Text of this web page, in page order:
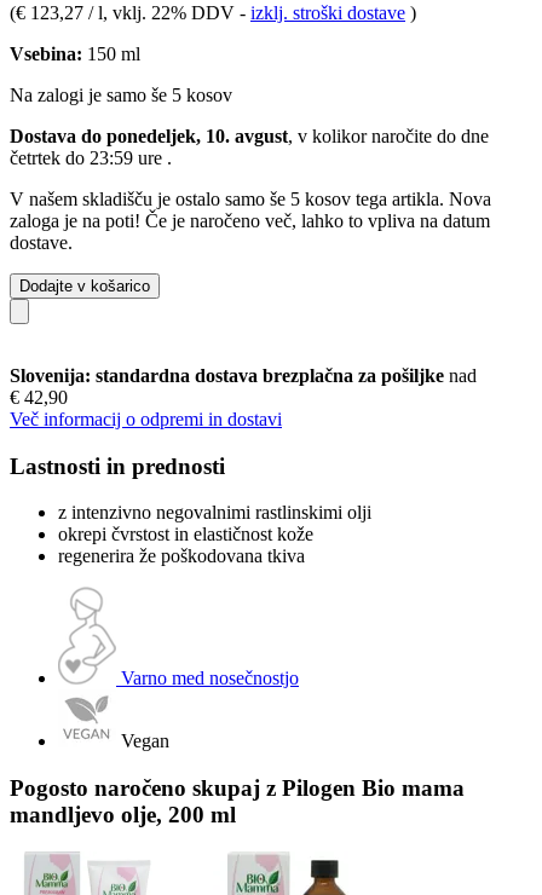
(€ 123,27 / l, vklj. 22% DDV - izklj. stroški dostave )
Vsebina: 150 ml
Na zalogi je samo še 5 kosov
Dostava do ponedeljek, 10. avgust, v kolikor naročite do dne
četrtek do 23:59 ure .
V našem skladišču je ostalo samo še 5 kosov tega artikla. Nova
zaloga je na poti! Če je naročeno več, lahko to vpliva na datum
dostave.
Dodajte v košarico
Slovenija: standardna dostava brezplačna za pošiljke nad
€ 42,90
Več informacij o odpremi in dostavi
Lastnosti in prednosti
z intenzivno negovalnimi rastlinskimi olji
okrepi čvrstost in elastičnost kože
regenerira že poškodovana tkiva
Varno med nosečnostjo
Vegan
Pogosto naročeno skupaj z Pilogen Bio mama
mandljevo olje, 200 ml